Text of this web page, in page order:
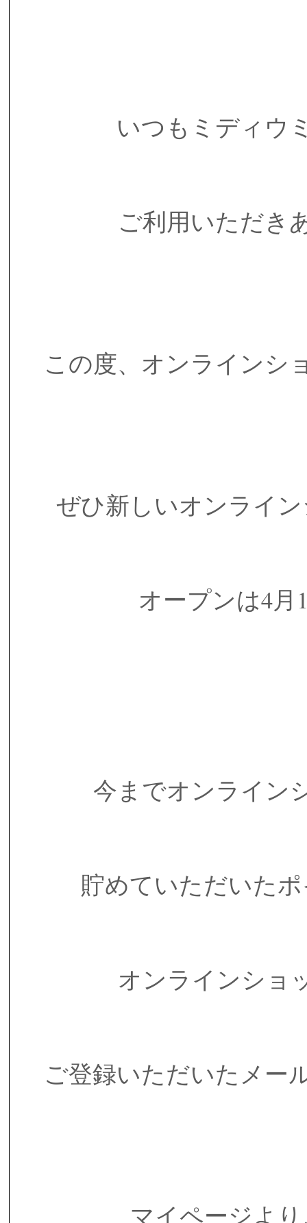
いつもミディウ
ご利用いただき
この度、オンラインシ
ぜひ新しいオンライ
オープンは4月
今までオンライン
貯めていただいた
オンラインショ
ご登録いただいたメー
マイページよ